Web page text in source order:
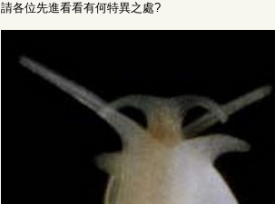
請各位先進看看有何特異之處?